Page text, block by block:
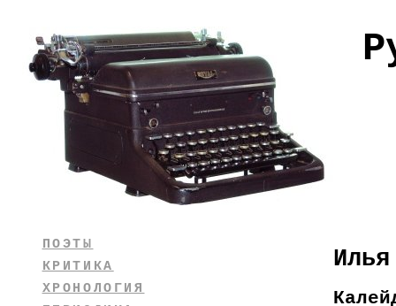
ПОЭТЫ
КРИТИКА
ХРОНОЛОГИЯ